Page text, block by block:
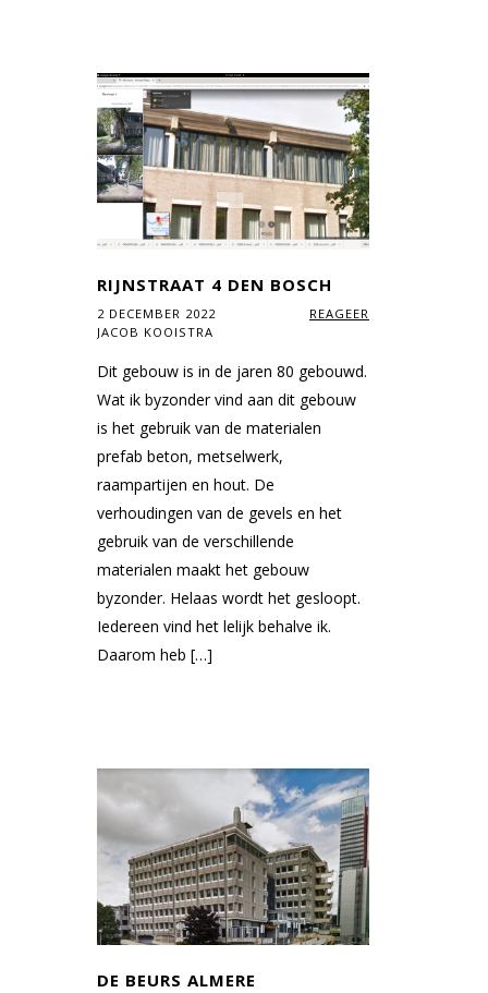
RIJNSTRAAT 4 DEN BOSCH
2 DECEMBER 2022
REAGEER
JACOB KOOISTRA
Dit gebouw is in de jaren 80 gebouwd.
Wat ik byzonder vind aan dit gebouw
is het gebruik van de materialen
prefab beton, metselwerk,
raampartijen en hout. De
verhoudingen van de gevels en het
gebruik van de verschillende
materialen maakt het gebouw
byzonder. Helaas wordt het gesloopt.
Iedereen vind het lelijk behalve ik.
Daarom heb […]
DE BEURS ALMERE